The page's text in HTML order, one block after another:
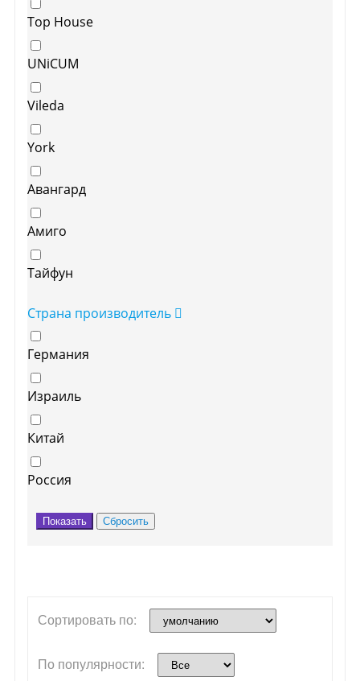
Top House
UNiCUM
Vileda
York
Авангард
Амиго
Тайфун
Страна производитель
Германия
Израиль
Китай
Россия
Сортировать по:
По популярности: